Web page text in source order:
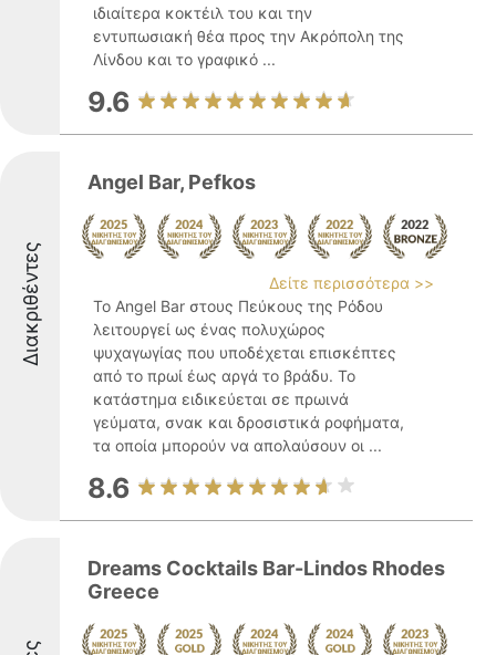
ιδιαίτερα κοκτέιλ του και την
εντυπωσιακή θέα προς την Ακρόπολη της
Λίνδου και το γραφικό ...
9.6
Διακριθέντες
Angel Bar, Pefkos
Δείτε περισσότερα >>
Το Angel Bar στους Πεύκους της Ρόδου
λειτουργεί ως ένας πολυχώρος
ψυχαγωγίας που υποδέχεται επισκέπτες
από το πρωί έως αργά το βράδυ. Το
κατάστημα ειδικεύεται σε πρωινά
γεύματα, σνακ και δροσιστικά ροφήματα,
τα οποία μπορούν να απολαύσουν οι ...
8.6
Dreams Cocktails Bar-Lindos Rhodes
Greece